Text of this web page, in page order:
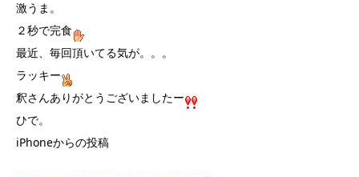
激うま。
２秒で完食
最近、毎回頂いてる気が。。。
ラッキー
釈さんありがとうございましたー
ひで。
iPhoneからの投稿